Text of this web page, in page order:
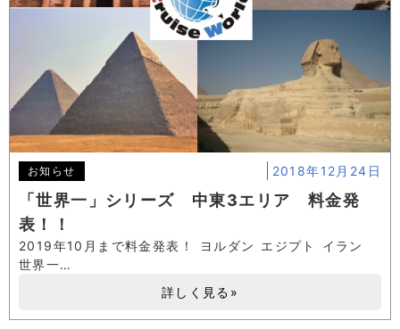
「世界一」シリーズ 中東3エリア 料金発
表！！
お知らせ 2018年12月24日
2019年10月まで料金発表！ ヨルダン エジプト イラン
世界一…
詳しく見る»